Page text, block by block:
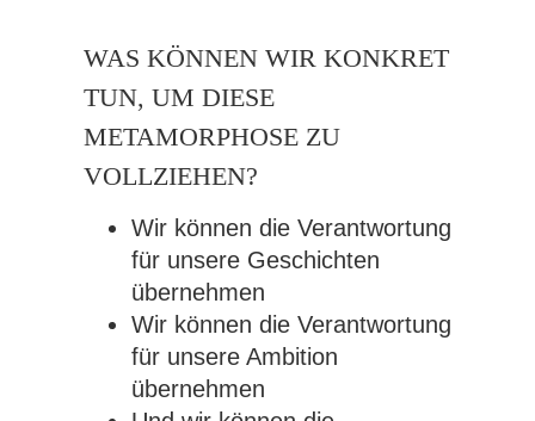
WAS KÖNNEN WIR KONKRET
TUN, UM DIESE
METAMORPHOSE ZU
VOLLZIEHEN?
Wir können die Verantwortung
für unsere Geschichten
übernehmen
Wir können die Verantwortung
für unsere Ambition
übernehmen